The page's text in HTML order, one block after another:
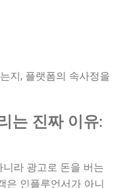
지, 플랫폼의 속사정을
는 진짜 이유:
라 광고로 돈을 버는
은 인플루언서가 아니